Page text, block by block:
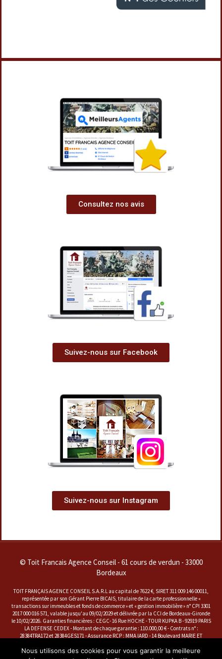
Consultez nos avis
Suivez-nous sur Facebook
Suivez-nous sur Instagram
© Toit Francais Agence Conseil - 61 cours de verdun - 33000
Bordeaux
TOIT FRANÇAIS AGENCE CONSEIL S.A.R.L au capital de 7622 €, SIRET 311 009 146 00011,
représentée par son Gérant Pierre BICAIS, titulaire de la carte professionnelle «
transactions sur immeubles et fonds de commerce » et « gestion immobilière » n° CPI 3301
2017 000 016 571, valable jusqu'au 09/02/2029 et délivrée par la CCI de Bordeaux-Gironde
le 10/02/2026. Garanties financières : CEGC- 16 Rue HOCHE - TOUR KUPKA B - 92919 PARIS
LA DEFENSE CEDEX - Montant de chaque garantie : 110.000,00 € - Contrats n° :
28384TRA172 et 28384GES171 - Assurance RCP : MMA IARD - 14 Boulevard MARIE ET
La société dénommée ''SARL TOIT FRANÇAIS AGENCE CONSEIL'' est représentée par
Nous utilisons des cookies pour vous garantir la meilleure